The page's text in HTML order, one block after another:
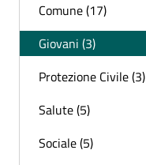
Comune (17)
Giovani (3)
Protezione Civile (3)
Salute (5)
Sociale (5)